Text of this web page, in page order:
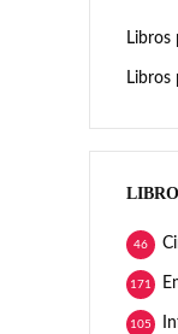
Libros
Libros
46
171
105